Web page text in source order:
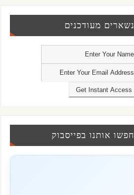
נשארים מעודכנים
חפשו אותנו בפייסבוק